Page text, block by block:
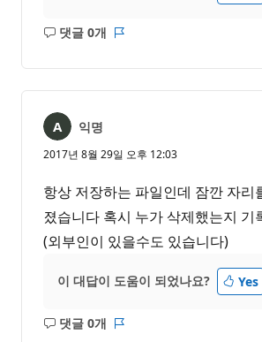
댓글 0개
설
음
익명
2017년 8월 29일 오후 12:03
항상 저장하는 파일인데 잠깐 자리
졌습니다 혹시 누가 삭제했는지 기
(외부인이 있을수도 있습니다)
이 대답이 도움이 되었나요? Yes
댓글 0개
설